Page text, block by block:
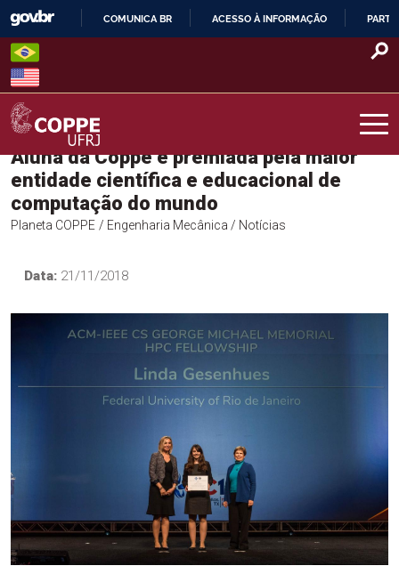
Skip
content
O
COMUNICA BR ACESSO À INFORMAÇÃO
COPPE – UFRJ
Aluna da Coppe é premiada pela maior
entidade científica e educacional de
computação do mundo
Planeta COPPE / Engenharia Mecânica / Notícias
Data: 21/11/2018